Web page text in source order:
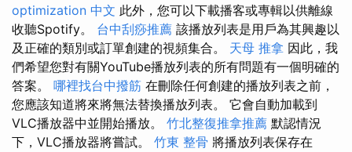
optimization 中文 此外，您可以下載播客或專輯以供離線
收聽Spotify。 台中刮痧推薦 該播放列表是用戶為其興趣以
及正確的類別或訂單創建的視頻集合。 天母 推拿 因此，我
們希望您對有關YouTube播放列表的所有問題有一個明確的
答案。 哪裡找台中撥筋 在刪除任何創建的播放列表之前，
您應該知道將來將無法替換播放列表。 它會自動加載到
VLC播放器中並開始播放。 竹北整復推拿推薦 默認情況
下，VLC播放器將嘗試。 竹東 整骨 將播放列表保存在